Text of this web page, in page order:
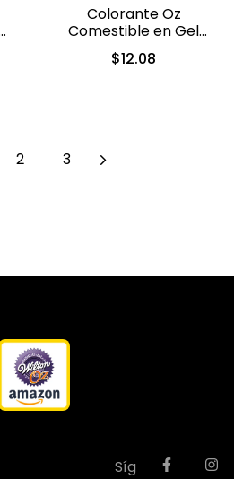
Colorante Oz
Comestible en Gel
Amarillo Huevo 10ml
(552)
$12.08
2 3
Síg